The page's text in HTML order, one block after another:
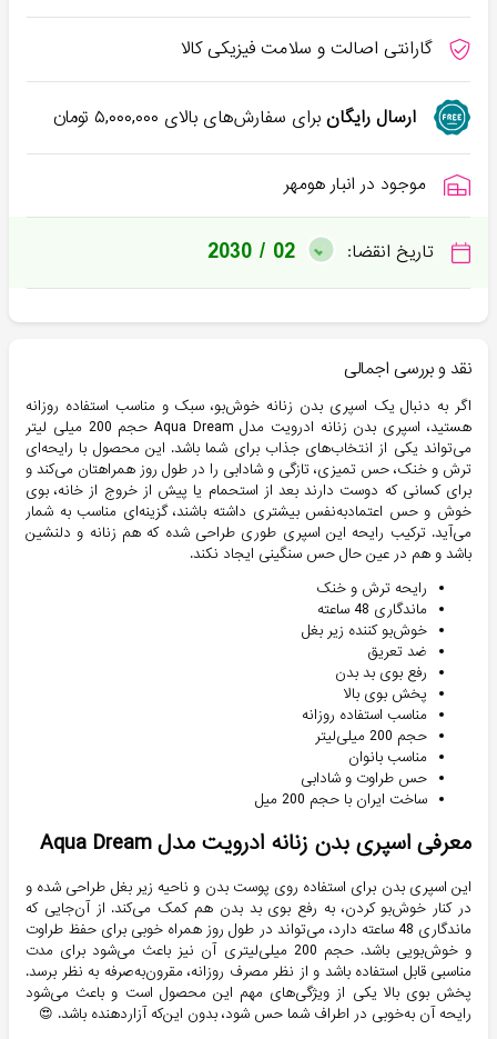
گارانتی اصالت و سلامت فیزیکی کالا
ارسال رایگانبرای سفارش‌های بالای ۵,۰۰۰,۰۰۰تومان
موجود در انبار هومهر
تاریخ انقضا: 2030 / 02
نقد و بررسی اجمالی
اگر به دنبال یک اسپری بدن زنانه خوش‌بو، سبک و مناسب استفاده روزانه
هستید، اسپری بدن زنانه ادرویت مدل Aqua Dream حجم 200 میلی لیتر
می‌تواند یکی از انتخاب‌های جذاب برای شما باشد. این محصول با رایحه‌ای
ترش و خنک، حس تمیزی، تازگی و شادابی را در طول روز همراهتان می‌کند و
برای کسانی که دوست دارند بعد از استحمام یا پیش از خروج از خانه، بوی
خوش و حس اعتمادبه‌نفس بیشتری داشته باشند، گزینه‌ای مناسب به شمار
می‌آید. ترکیب رایحه این اسپری طوری طراحی شده که هم زنانه و دلنشین
باشد و هم در عین حال حس سنگینی ایجاد نکند.
رایحه ترش و خنک
ماندگاری 48 ساعته
خوش‌بو کننده زیر بغل
ضد تعریق
رفع بوی بد بدن
پخش بوی بالا
مناسب استفاده روزانه
حجم 200 میلی‌لیتر
مناسب بانوان
حس طراوت و شادابی
ساخت ایران با حجم 200 میل
معرفی اسپری بدن زنانه ادرویت مدل Aqua Dream
این اسپری بدن برای استفاده روی پوست بدن و ناحیه زیر بغل طراحی شده و
در کنار خوش‌بو کردن، به رفع بوی بد بدن هم کمک می‌کند. از آن‌جایی که
ماندگاری 48 ساعته دارد، می‌تواند در طول روز همراه خوبی برای حفظ طراوت
و خوش‌بویی باشد. حجم 200 میلی‌لیتری آن نیز باعث می‌شود برای مدت
مناسبی قابل استفاده باشد و از نظر مصرف روزانه، مقرون‌به‌صرفه به نظر برسد.
پخش بوی بالا یکی از ویژگی‌های مهم این محصول است و باعث می‌شود
رایحه آن به‌خوبی در اطراف شما حس شود، بدون این‌که آزاردهنده باشد. 😍